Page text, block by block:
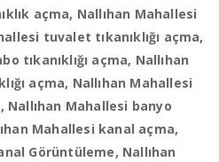
açma, Nallıhan Mahallesi
tuvalet tıkanıklığı açma,
tıkanıklığı açma, Nallıhan
açma, Nallıhan Mahallesi
Mahallesi banyo
Mahallesi kanal açma,
Görüntüleme, Nallıhan